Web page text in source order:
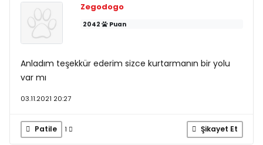
Zegodogo
2042 Puan
Anladım teşekkür ederim sizce kurtarmanın bir yolu
var mı
03.11.2021 20:27
Patile 1 Şikayet Et